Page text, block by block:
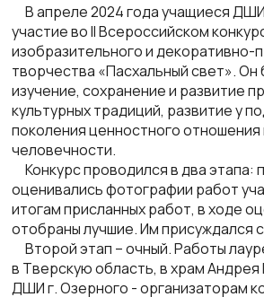
В апреле 2024 года учащиеся
участие во II Всероссийском
изобразительного и декоративно-
творчества «Пасхальный свет». Он
изучение, сохранение и развитие
культурных традиций, развитие у
поколения ценностного отношения
человечности.
Конкурс проводился в два этапа:
оценивались фотографии работ
итогам присланных работ, в ходе
отобраны лучшие. Им присуждался
Второй этап – очный. Работы
в Тверскую область, в храм Андрея
ДШИ г. Озерного - организаторам